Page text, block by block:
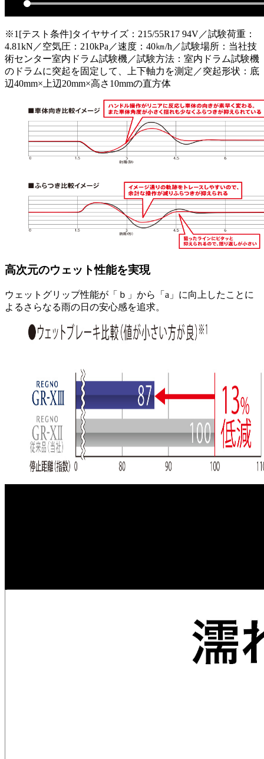
※1[テスト条件]タイヤサイズ：215/55R17 94V／試験荷重：
4.81kN／空気圧：210kPa／速度：40㎞/h／試験場所：当社技
術センター室内ドラム試験機／試験方法：室内ドラム試験機
のドラムに突起を固定して、上下軸力を測定／突起形状：底
辺40mm×上辺20mm×高さ10mmの直方体
高次元のウェット性能を実現
ウェットグリップ性能が「ｂ」から「a」に向上したことに
よるさらなる雨の日の安心感を追求。